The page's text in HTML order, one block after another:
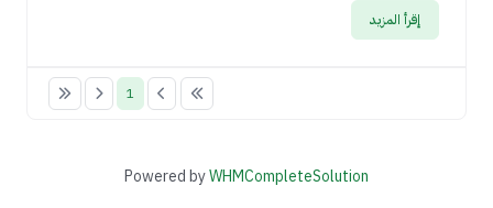
إقرأ المزيد
1
Powered byWHMCompleteSolution